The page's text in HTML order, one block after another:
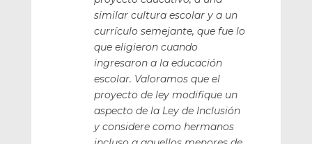
similar cultura escolar y a un
currículo semejante, que fue lo
que eligieron cuando
ingresaron a la educación
escolar. Valoramos que el
proyecto de ley modifique un
aspecto de la Ley de Inclusión
y considere como hermanos